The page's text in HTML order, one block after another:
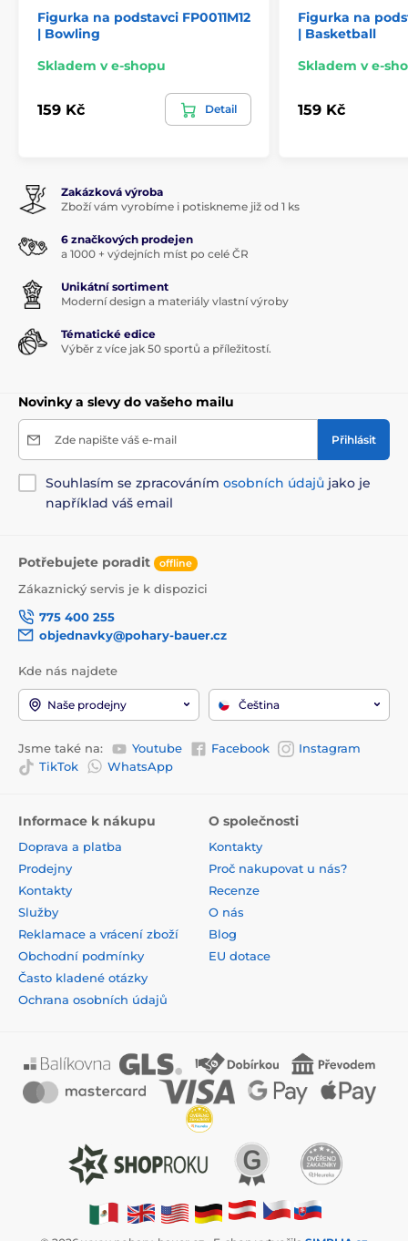
Figurka na podstavci FP0011M12
| Bowling
Skladem v e-shopu
159 Kč Detail
Figurka na
| Basketball
Skladem v e-
159 Kč
Zakázková výroba
Zboží vám vyrobíme i potiskneme již od 1 ks
6 značkových prodejen
a 1000 + výdejních míst po celé ČR
Unikátní sortiment
Moderní design a materiály vlastní výroby
Tématické edice
Výběr z více jak 50 sportů a příležitostí.
Novinky a slevy do vašeho mailu
Zde napište váš e-mail Přihlásit
Souhlasím se zpracováním osobních údajů jako je
například váš email
Potřebujete poradit offline
Zákaznický servis je k dispozici
775 400 255
objednavky@pohary-bauer.cz
Kde nás najdete
Naše prodejny Čeština
Jsme také na: Youtube Facebook
Instagram
TikTok
WhatsApp
Informace k nákupu
Doprava a platba
Prodejny
Kontakty
Služby
Reklamace a vrácení zboží
Obchodní podmínky
Často kladené otázky
Ochrana osobních údajů
O společnosti
Kontakty
Proč nakupovat u nás?
Recenze
O nás
Blog
EU dotace